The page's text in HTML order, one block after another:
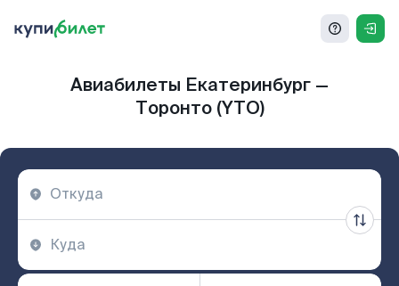
Авиабилеты Екатеринбург —
Торонто (YTO)